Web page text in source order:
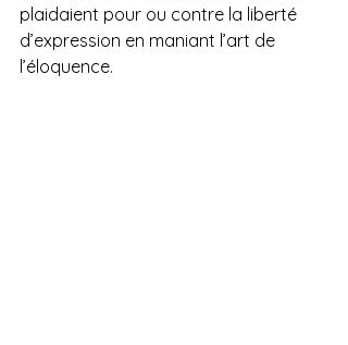
plaidaient pour ou contre la liberté
d’expression en maniant l’art de
l’éloquence.